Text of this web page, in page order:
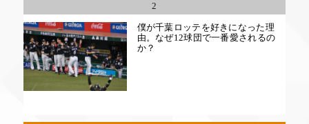
2
僕が千葉ロッテを好きになった理
由。なぜ12球団で一番愛されるの
か？